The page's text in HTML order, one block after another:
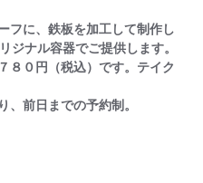
フに、鉄板を加工して制作し
ナル容器でご提供します。
８０円（税込）です。テイク
、前日までの予約制。